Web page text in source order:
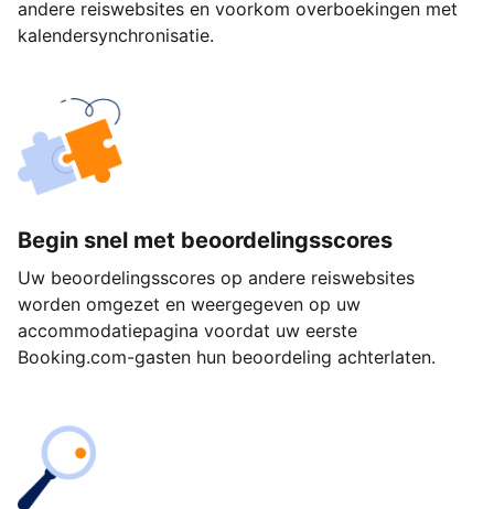
andere reiswebsites en voorkom overboekingen met
kalendersynchronisatie.
Begin snel met beoordelingsscores
Uw beoordelingsscores op andere reiswebsites
worden omgezet en weergegeven op uw
accommodatiepagina voordat uw eerste
Booking.com-gasten hun beoordeling achterlaten.